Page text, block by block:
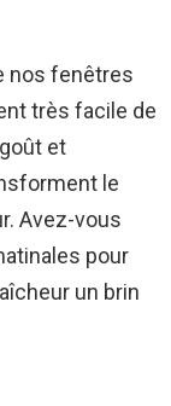
nos fenêtres
très facile de
et
le
Avez-vous
pour
un brin